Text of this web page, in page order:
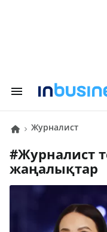
журналист
# журналист
жаңалықтар